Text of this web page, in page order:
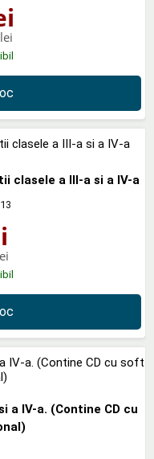
clasele a III-a si a IV-a
a IV-a. (Contine CD cu